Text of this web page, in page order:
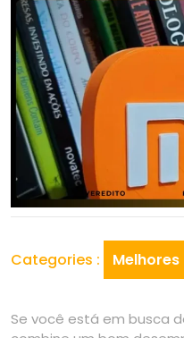
Categories :
Se você está em busca